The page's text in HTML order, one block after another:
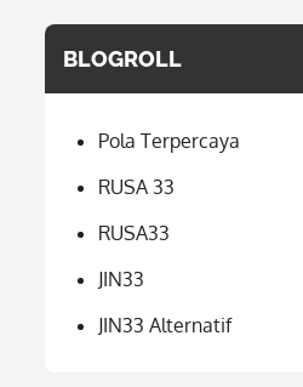
BLOGROLL
Pola Terpercaya
RUSA 33
RUSA33
JIN33
JIN33 Alternatif